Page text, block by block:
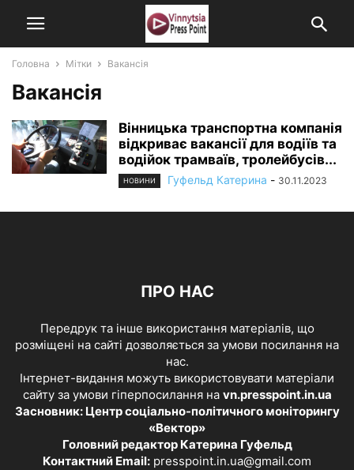
Головна Мітки Вакансія
Вакансія
Вінницька транспортна компанія
відкриває вакансії для водіїв та
водійок трамваїв, тролейбусів...
НОВИНИ Гуфельд Катерина - 30.11.2023
ПРО НАС
Передрук та інше використання матеріалів, що
розміщені на сайті дозволяється за умови посилання на
нас.
Інтернет-видання можуть використовувати матеріали
сайту за умови гіперпосилання на vn.presspoint.in.ua
Засновник: Центр соціально-політичного моніторингу
«Вектор»
Головний редактор Катерина Гуфельд
Контактний Email: presspoint.in.ua@gmail.com